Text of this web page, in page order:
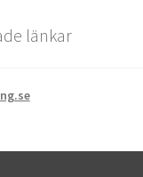
länkar